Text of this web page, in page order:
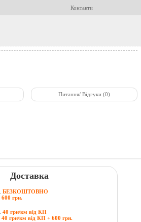
Контакти
Питання/ Відгуки (0)
Доставка
БЕЗКОШТОВНО
600 грн.
40 грн/км від КП
40 грн/км від КП + 600 грн.